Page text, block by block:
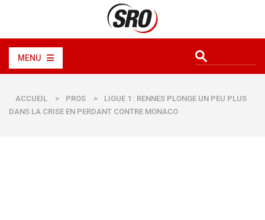
MENU
ACCUEIL > PROS >
LIGUE 1 : RENNES PLONGE UN PEU PLUS
DANS LA CRISE EN PERDANT CONTRE MONACO